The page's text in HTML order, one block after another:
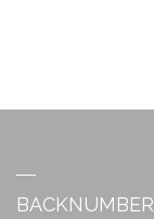
BACKNUMBER